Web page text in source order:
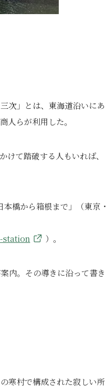
次」とは、東海道沿いにあ
人らが利用した。
て踏破する人もいれば、
橋から箱根まで」（東京・
station
）。
内。その導きに沿って書き
寒村で構成された寂しい所